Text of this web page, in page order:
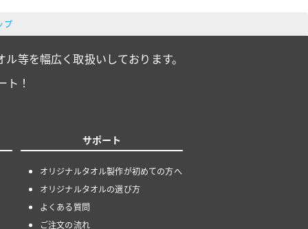
プ
等を幅広く取扱いしております。
！
サポート
オリジナルタオル製作が初めての方へ
オリジナルタオルの選び方
よくある質問
ご注文の流れ